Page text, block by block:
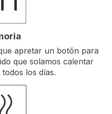
apretar un botón para
que solamos calentar
los días.